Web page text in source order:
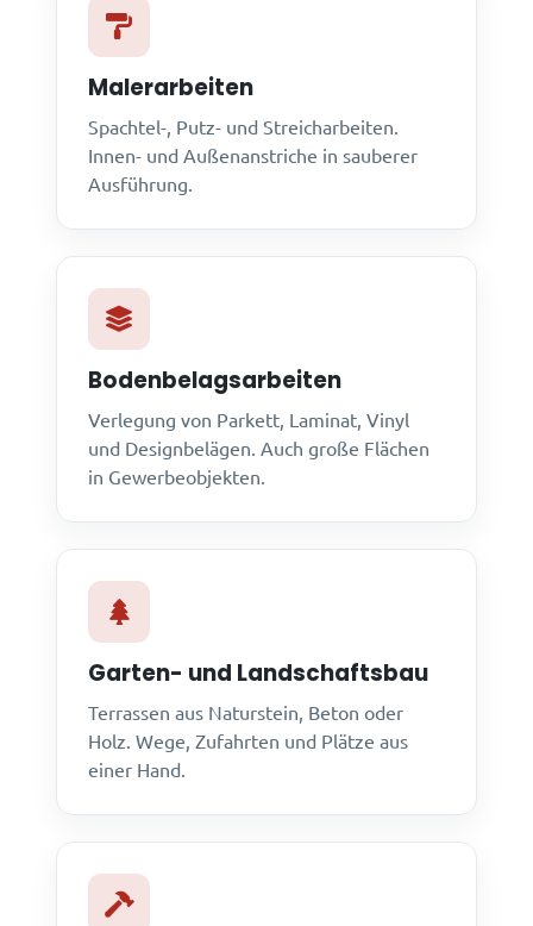
Malerarbeiten
Spachtel-, Putz- und Streicharbeiten.
Innen- und Außenanstriche in sauberer
Ausführung.
Bodenbelagsarbeiten
Verlegung von Parkett, Laminat, Vinyl
und Designbelägen. Auch große Flächen
in Gewerbeobjekten.
Garten- und Landschaftsbau
Terrassen aus Naturstein, Beton oder
Holz. Wege, Zufahrten und Plätze aus
einer Hand.